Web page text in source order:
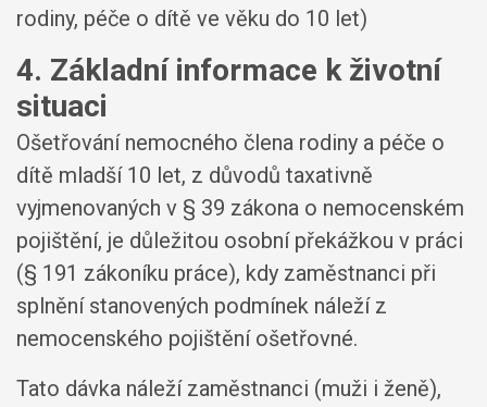
rodiny, péče o dítě ve věku do 10 let)
4. Základní informace k životní
situaci
Ošetřování nemocného člena rodiny a péče o
dítě mladší 10 let, z důvodů taxativně
vyjmenovaných v § 39 zákona o nemocenském
pojištění, je důležitou osobní překážkou v práci
(§ 191 zákoníku práce), kdy zaměstnanci při
splnění stanovených podmínek náleží z
nemocenského pojištění ošetřovné.
Tato dávka náleží zaměstnanci (muži i ženě),